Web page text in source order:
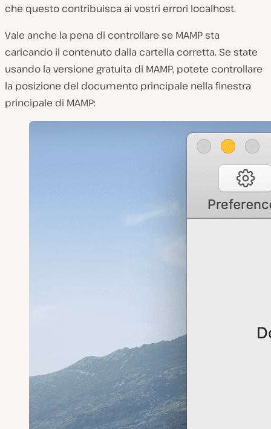
che questo contribuisca ai vostri errori localhost.
Vale anche la pena di controllare se MAMP sta
caricando il contenuto dalla cartella corretta. Se state
usando la versione gratuita di MAMP, potete controllare
la posizione del documento principale nella finestra
principale di MAMP: